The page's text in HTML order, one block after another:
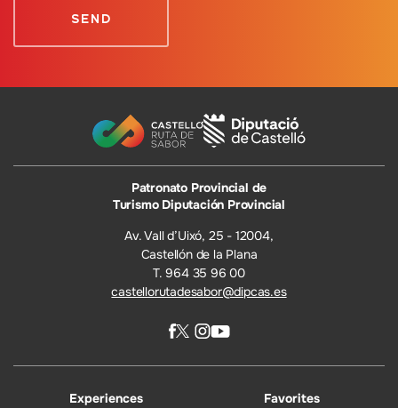
Patronato Provincial de
Turismo Diputación Provincial
Av. Vall d’Uixó, 25 - 12004,
Castellón de la Plana
T. 964 35 96 00
castellorutadesabor@dipcas.es
Experiences Favorites